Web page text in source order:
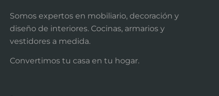
Somos expertos en mobiliario, decoración y
diseño de interiores. Cocinas, armarios y
vestidores a medida.
Convertimos tu casa en tu hogar.